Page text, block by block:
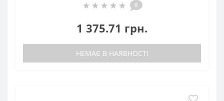
0
1 375.71 грн.
НЕМАЄ В НАЯВНОСТІ